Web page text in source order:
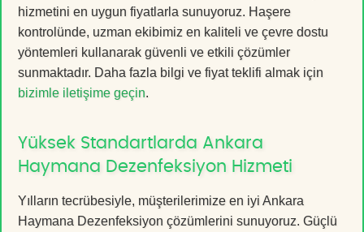
hizmetini en uygun fiyatlarla sunuyoruz. Haşere
kontrolünde, uzman ekibimiz en kaliteli ve çevre dostu
yöntemleri kullanarak güvenli ve etkili çözümler
sunmaktadır. Daha fazla bilgi ve fiyat teklifi almak için
bizimle iletişime geçin.
Yüksek Standartlarda Ankara
Haymana Dezenfeksiyon Hizmeti
Yılların tecrübesiyle, müşterilerimize en iyi Ankara
Haymana Dezenfeksiyon çözümlerini sunuyoruz. Güçlü